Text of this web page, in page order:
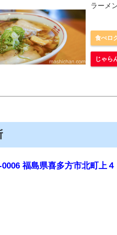
ラーメ
食べロ
じゃら
0006 福島県喜多方市北町上４